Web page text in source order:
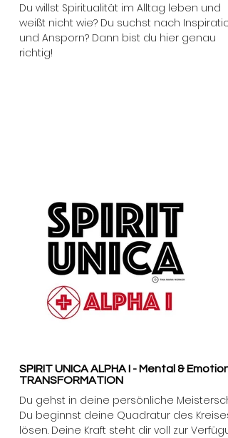
Du willst Spiritualität im Alltag leben und
weißt nicht wie? Du suchst nach
und Ansporn? Dann bist du hier genau
richtig!
SPIRIT UNICA ALPHA I - Mental &
TRANSFORMATION
Du ​gehst in deine persönliche
Du beginnst deine Quadratur des Kreises
lösen. Deine Kraft steht dir voll zur